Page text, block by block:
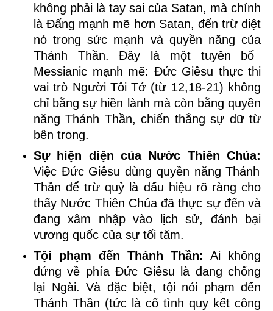
không phải là tay sai của Satan, mà chính
là Đấng mạnh mẽ hơn Satan, đến trừ diệt
nó trong sức mạnh và quyền năngcủa
Thánh Thần.Đây là một tuyên bố
Messianic mạnh mẽ: Đức Giêsu thực thi
vai trò Người Tôi Tớ (từ 12,18-21) không
chỉ bằng sự hiền lành mà còn bằng quyền
năng Thánh Thần, chiến thắng sự dữ từ
bên trong.
Sự hiện diện của Nước Thiên Chúa:
Việc Đức Giêsu dùng quyền năng Thánh
Thần để trừ quỷ là dấu hiệu rõ ràng cho
thấy Nước Thiên Chúa đã thực sự đến và
đang xâm nhập vào lịch sử, đánh bại
vương quốc của sự tối tăm.
Tội phạm đến Thánh Thần: Ai không
đứng về phía Đức Giêsu là đang chống
lại Ngài. Và đặc biệt, tội nói phạm đến
Thánh Thần (tức là cố tình quy kết công